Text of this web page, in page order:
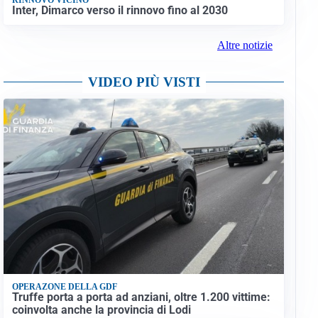
Inter, Dimarco verso il rinnovo fino al 2030
Altre notizie
VIDEO PIÙ VISTI
OPERAZONE DELLA GDF
Truffe porta a porta ad anziani, oltre 1.200 vittime:
coinvolta anche la provincia di Lodi